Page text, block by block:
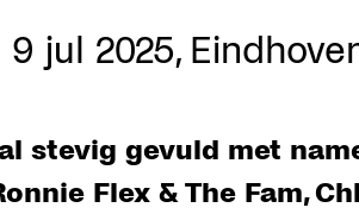
9 jul 2025,
stevig gevuld met
Flex & The Fam,